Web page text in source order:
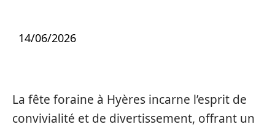
14/06/2026
La fête foraine à Hyères incarne l’esprit de
convivialité et de divertissement, offrant un